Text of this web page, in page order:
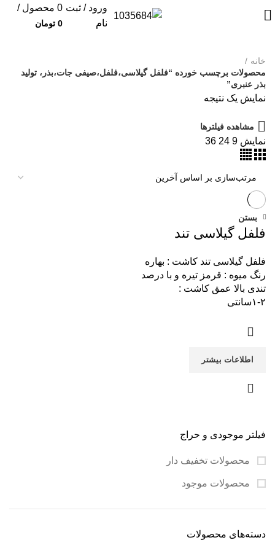
ورود / ثبت
نام
0 محصول /
0 تومان
فیلتر موجودی و حراج
محصولات تخفیف دار
محصولات موجود
دسته‌های محصولات
خانه
محصولات برچسب خورده “فلفل گیلاسی،فلفل،صیفی جات،بذر، تولید
بذر عنبری”
نمایش یک نتیجه
مشاهده فیلترها
نمایش 9
24
36
بستن
فلفل گیلاسی تند
فلفل گیلاسی تند کاشت : بهاره
رنگ میوه : قرمز تیره و با درصد
تندی بالا عمق کاشت :
۲-۱سانتی
اطلاعات بیشتر